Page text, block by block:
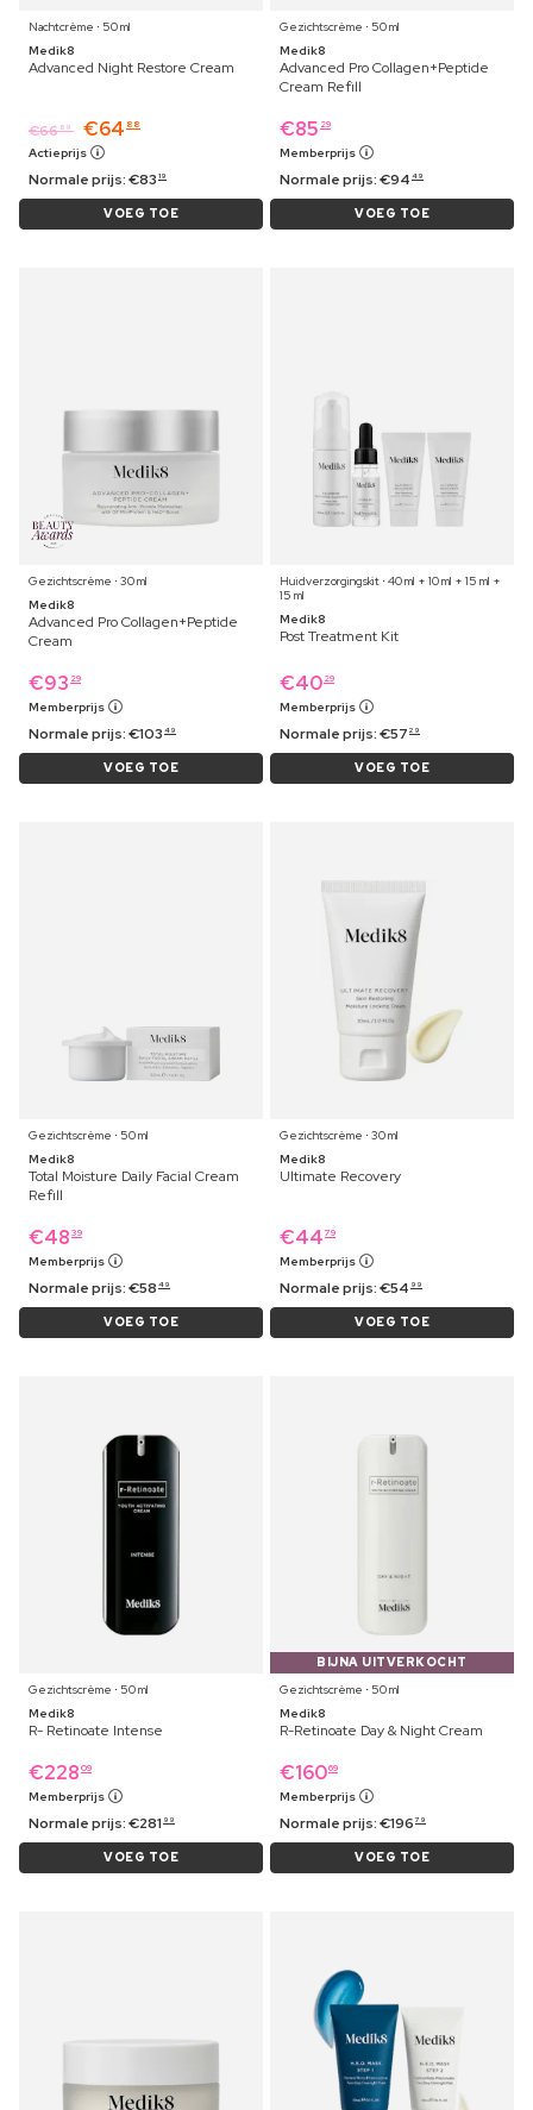
Nachtcrème ⋅ 50 ml
Medik8
Advanced Night Restore Cream
€66 89 €64 88
Actieprijs
Normale prijs:€83 19
VOEG TOE
Gezichtscrème ⋅ 50 ml
Medik8
Advanced Pro Collagen+Peptide
Cream Refill
€85 29
Memberprijs
Normale prijs:€94 49
VOEG TOE
Gezichtscrème ⋅ 30 ml
Medik8
Advanced Pro Collagen+Peptide
Cream
€93 29
Memberprijs
Normale prijs:€103 49
VOEG TOE
Huidverzorgingskit ⋅ 40 ml + 10 ml + 15 ml +
15 ml
Medik8
Post Treatment Kit
€40 29
Memberprijs
Normale prijs:€57 29
VOEG TOE
Gezichtscrème ⋅ 50 ml
Medik8
Total Moisture Daily Facial Cream
Refill
€48 39
Memberprijs
Normale prijs:€58 49
VOEG TOE
Gezichtscrème ⋅ 30 ml
Medik8
Ultimate Recovery
€44 79
Memberprijs
Normale prijs:€54 99
VOEG TOE
Gezichtscrème ⋅ 50 ml
Medik8
R- Retinoate Intense
€228 09
Memberprijs
Normale prijs:€281 99
VOEG TOE
BIJNA UITVERKOCHT
Gezichtscrème ⋅ 50 ml
Medik8
R-Retinoate Day & Night Cream
€16069
Memberprijs
Normale prijs:€196 79
VOEG TOE